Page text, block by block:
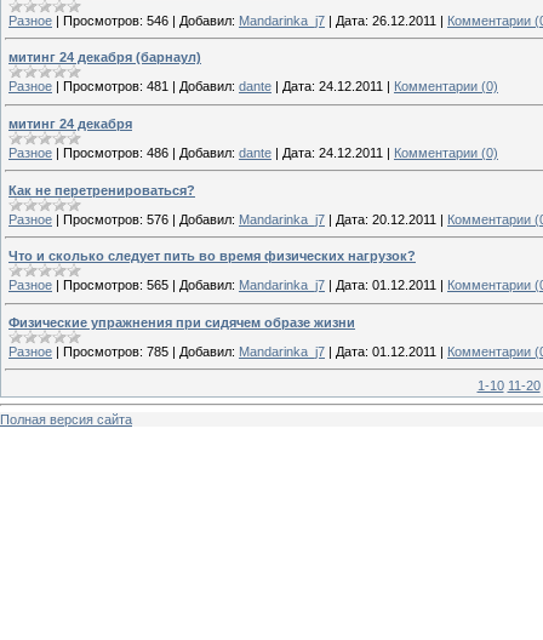
Разное | Просмотров: 546 | Добавил: Mandarinka_j7 | Дата: 26.12.2011 | Комментарии
митинг 24 декабря (барнаул)
Разное
Просмотров: 481 Добавил: dante Дата: 24.12.2011 Комментарии (0)
митинг 24 декабря
Разное | Просмотров: 486 | Добавил: dante | Дата: 24.12.2011 | Комментарии (0)
Как не перетренироваться?
Разное | Просмотров: 576 | Добавил: Mandarinka_j7 | Дата: 20.12.2011 | Комментарии
Что и сколько следует пить во время физических нагрузок?
Разное | Просмотров: 565 | Добавил: Mandarinka_j7 | Дата: 01.12.2011 | Комментарии
Физические упражнения при сидячем образе жизни
Разное | Просмотров: 785 | Добавил: Mandarinka_j7 | Дата: 01.12.2011 | Комментарии
1-10 11-20
Полная версия сайта